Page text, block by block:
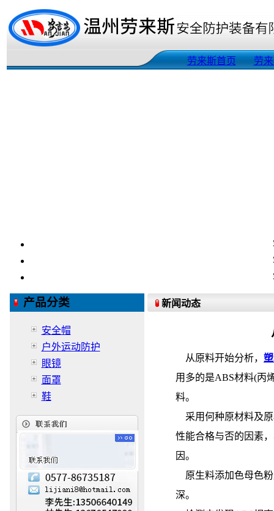
劳来斯首页 劳
产品分类
安全帽
户外运动防护
眼镜
面罩
鞋
新闻动态
从原料开始分析，
用多的是ABS材料(丙
料。
采用何种原材料及原
性能合格与否的因素
因。
原生料添加色母色粉
深。